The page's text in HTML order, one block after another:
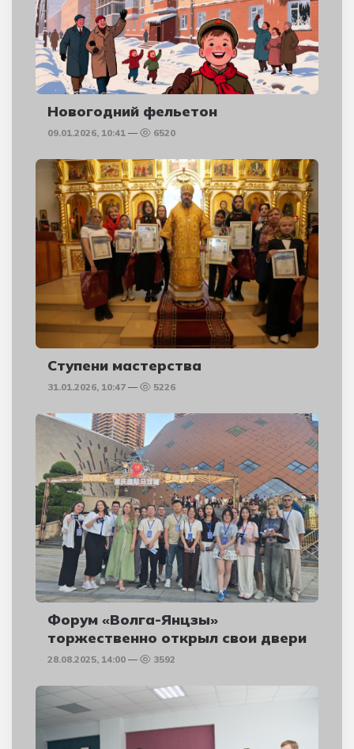
Новогодний фельетон
09.01.2026, 10:41 6520
Ступени мастерства
31.01.2026, 10:47 5226
Форум «Волга-Янцзы»
торжественно открыл свои двери
28.08.2025, 14:00 3592